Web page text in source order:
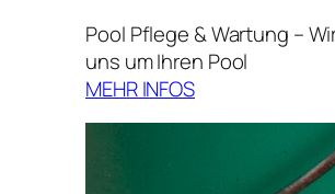
Pool Pflege & Wartung –
uns um Ihren Pool
MEHR INFOS